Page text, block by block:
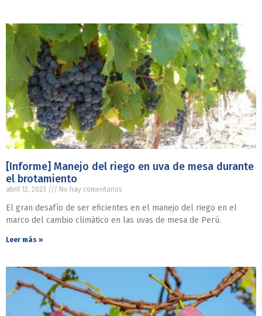
[Informe] Manejo del riego en uva de mesa durante
el brotamiento
abril 12, 2023 No hay comentarios
El gran desafío de ser eficientes en el manejo del riego en el
marco del cambio climático en las uvas de mesa de Perú.
Leer más »